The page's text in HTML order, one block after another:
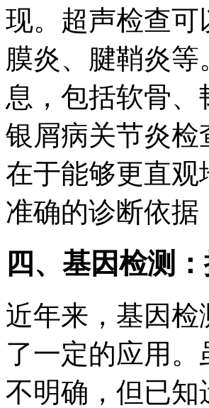
现。超声检查
膜炎、腱鞘炎
息，包括软骨
银屑病关节炎
在于能够更直
准确的诊断依
四、基因检测
近年来，基因
了一定的应用
不明确，但已